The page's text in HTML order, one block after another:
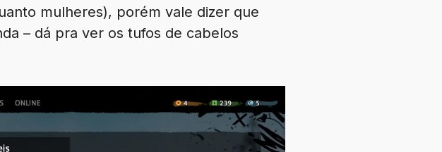
mulheres), porém vale dizer que
– dá pra ver os tufos de cabelos